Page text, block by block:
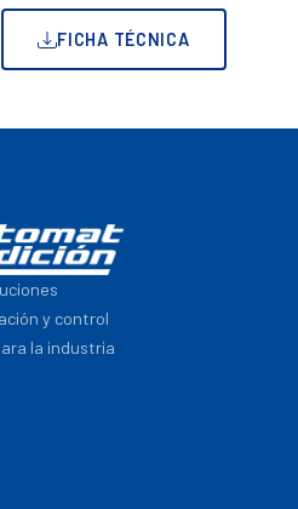
FICHA TÉCNICA
y control
la industria